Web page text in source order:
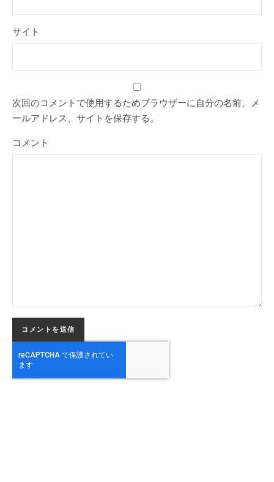
サイト
次回のコメントで使用するためブラウザーに自分の名前、メ
ールアドレス、サイトを保存する。
コメント